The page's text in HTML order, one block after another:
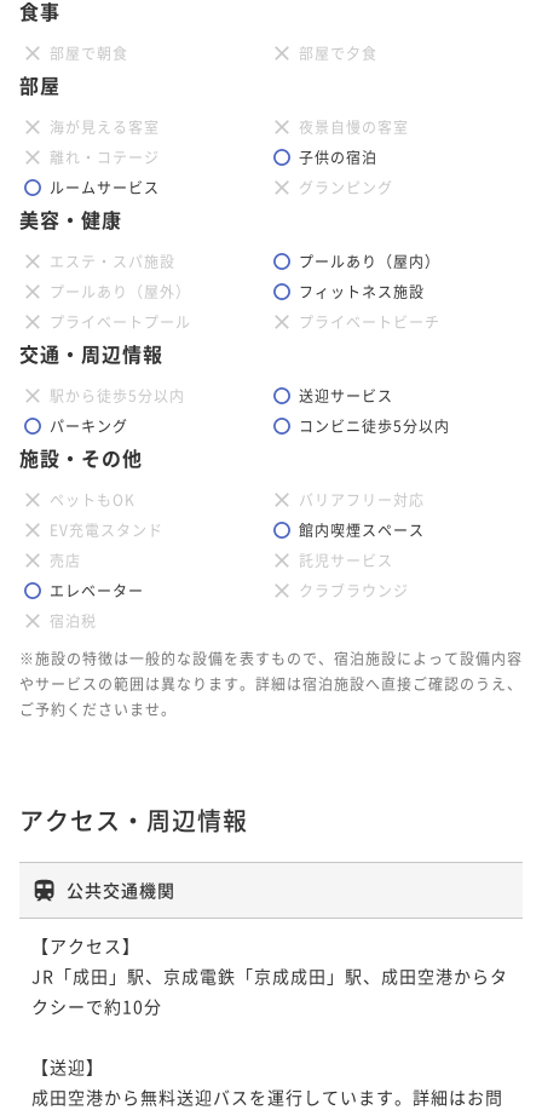
食事
部屋で朝食 部屋で夕食
部屋
海が見える客室
夜景自慢の客室
離れ・コテージ
子供の宿泊
ルームサービス
グランピング
美容・健康
エステ・スパ施設
プールあり（屋内）
プールあり（屋外）
フィットネス施設
プライベートプール
プライベートビーチ
交通・周辺情報
駅から徒歩5分以内
送迎サービス
パーキング
コンビニ徒歩5分以内
施設・その他
ペットもOK
バリアフリー対応
EV充電スタンド
館内喫煙スペース
売店
託児サービス
エレベーター
クラブラウンジ
宿泊税
※施設の特徴は一般的な設備を表すもので、宿泊施設によって設備内容
やサービスの範囲は異なります。詳細は宿泊施設へ直接ご確認のうえ、
ご予約くださいませ。
アクセス・周辺情報
公共交通機関
【アクセス】
JR「成田」駅、京成電鉄「京成成田」駅、成田空港からタ
クシーで約10分
【送迎】
成田空港から無料送迎バスを運行しています。詳細はお問